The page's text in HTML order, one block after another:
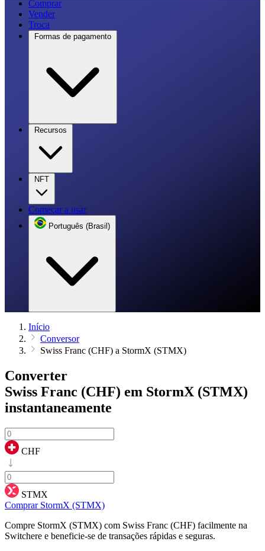
Comprar
Vender
Troca
Formas de pagamento
Recursos
NFT
Começar a usar
Português (Brasil)
Início
Conversor
Swiss Franc (CHF) a StormX (STMX)
Converter
Swiss Franc (CHF) em StormX (STMX)
instantaneamente
CHF
STMX
Comprar StormX (STMX)
Compre StormX (STMX) com Swiss Franc (CHF) facilmente na
Switchere e beneficie-se de transações rápidas e seguras.